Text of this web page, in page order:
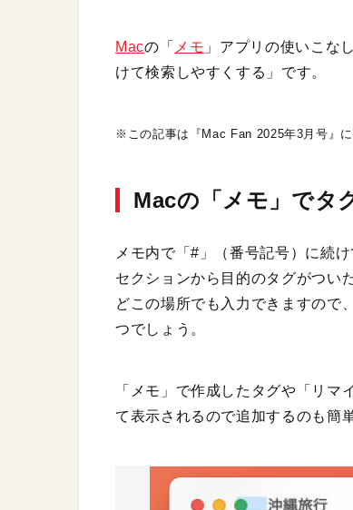
Macの「 メモ 」アプリの使いこな
けて検索しやすくする」です。
※この記事は『Mac Fan 2025年3月号』に
Macの「メモ」でタ
メモ内で「#」（番号記号）に続
セクションから目的のタグがつい
どこの場所でも入力できますので
つでしょう。
「メモ」で作成したタグや「リ
て表示されるので追加するのも簡